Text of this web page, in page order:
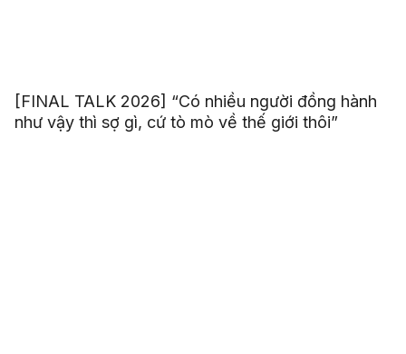
[FINAL TALK 2026] “Có nhiều người đồng hành
như vậy thì sợ gì, cứ tò mò về thế giới thôi”